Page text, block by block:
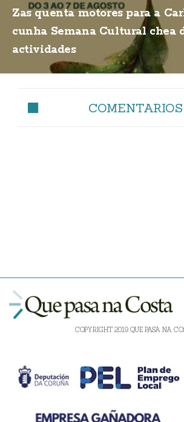
Zas quenta motores para a
cunha Semana Cultural chea
actividades
COMENTARIOS
COPYRIGHT 2019 QUE PASA NA